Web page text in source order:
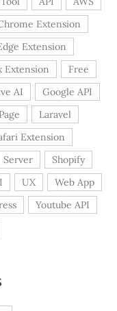
Extension
Extension
Extension
Free
AI
Google API
Laravel
Extension
Server
Shopify
UX
Web App
Youtube API